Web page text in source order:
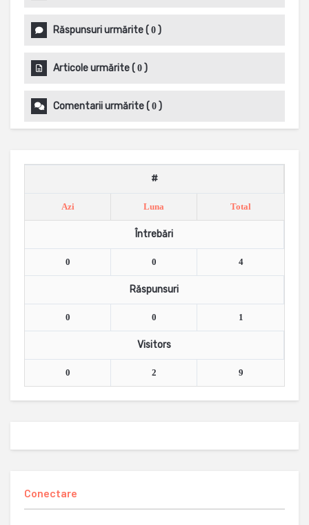
Răspunsuri urmărite( 0 )
Articole urmărite( 0 )
Comentarii urmărite( 0 )
#
Azi Luna Total
Întrebări
0 0 4
Răspunsuri
0 0 1
Visitors
0 2 9
Conectare